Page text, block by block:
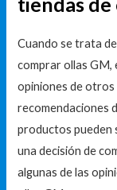
Cuando se trata
comprar ollas GM,
opiniones de otros
recomendaciones
productos pueden
una decisión de
algunas de las